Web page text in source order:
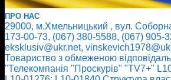
ПРО НАС
29000, м.Хмельницький , вул.
173-00-73, (067) 380-5588, (067) 905-
eksklusiv@ukr.net,
Товариство з обмеженою
"Телекомпанія "Проскурів" "TV7+"